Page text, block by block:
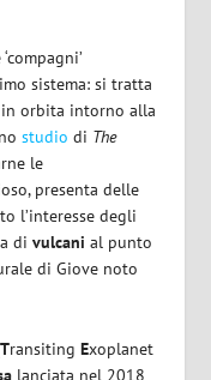
sistema: si tratta
orbita intorno alla
studio di The
le
presenta delle
l’interesse degli
divulcani al punto
di Giove noto
TransitingExoplanet
lanciata nel 2018